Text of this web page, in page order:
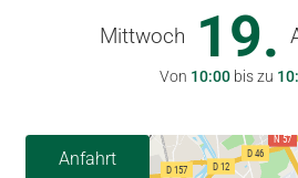
Mittwoch 19.
Von 10:00 bis zu
Anfahrt